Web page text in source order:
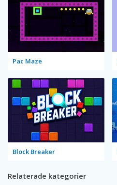
Pac Maze
Block Breaker
Relaterade kategorier